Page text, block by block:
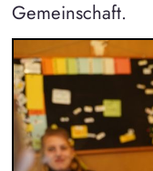
Gemeinschaft.